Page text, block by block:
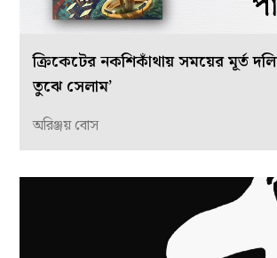
ক্রিকেটের নকশিকাঁথায় সময়ের মূর্ত
তুঝে সেলাম’
অরিঞ্জয় বোস